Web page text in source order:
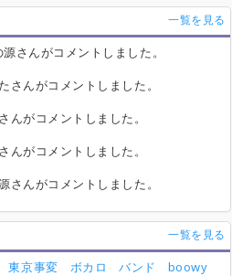
一覧を見る
さんがコメントしました。
さんがコメントしました。
んがコメントしました。
んがコメントしました。
さんがコメントしました。
一覧を見る
東京事変 ボカロ バンド
boowy